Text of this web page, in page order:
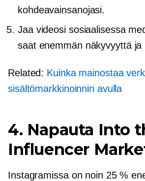
kohdeavainsanojasi.
Jaa videosi sosiaalisessa
saat enemmän näkyvyyttä ja
Related: Kuinka mainostaa
sisältömarkkinoinnin avulla
4. Napauta Into
Influencer
Instagramissa on noin 25 %